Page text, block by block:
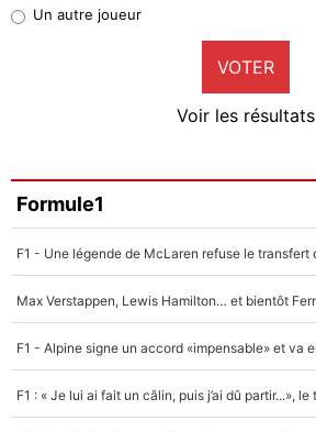
9%
Faris Moumbagna
4%
Un autre joueur
5%
Un autre joueur
VOTER
Voir les résultats
Formule1